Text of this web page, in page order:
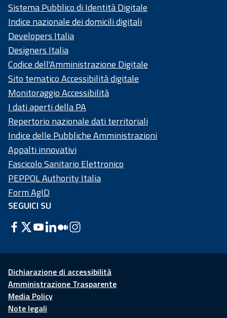
Sistema Pubblico di Identità Digitale
Indice nazionale dei domicili digitali
Developers Italia
Designers Italia
Codice dell'Amministrazione Digitale
Sito tematico Accessibilità digitale
Monitoraggio Accessibilità
I dati aperti della PA
Repertorio nazionale dati territoriali
Indice delle Pubbliche Amministrazioni
Appalti innovativi
Fascicolo Sanitario Elettronico
PEPPOL Authority Italia
Form AgID
SEGUICI SU
Dichiarazione di accessibilità
Amministrazione Trasparente
Media Policy
Note legali